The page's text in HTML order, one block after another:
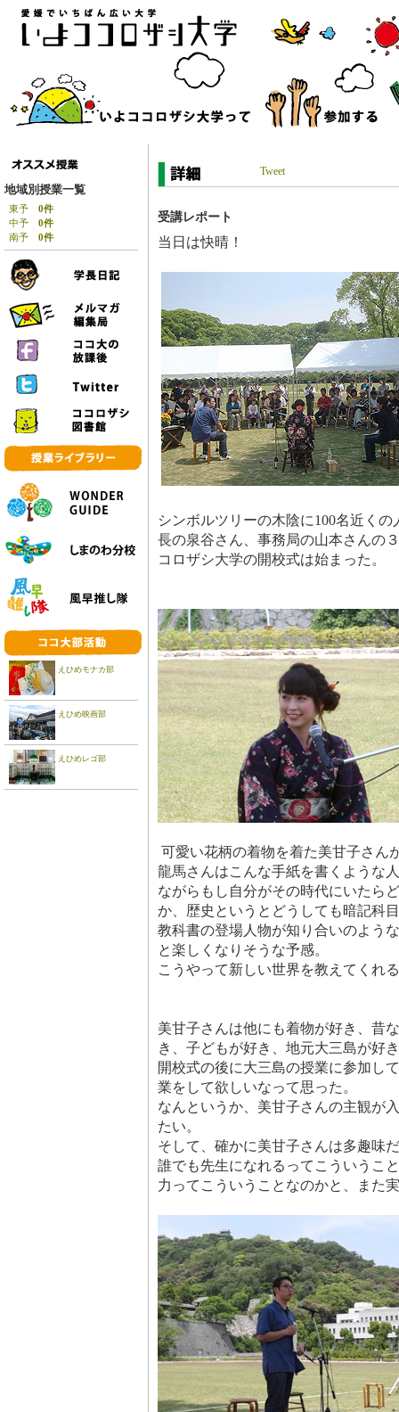
地域別授業一覧
東予 0件
中予 0件
南予 0件
えひめモナカ部
えひめ映画部
えひめレゴ部
Tweet
受講レポート
当日は快晴！
シンボルツリーの木陰に100名近く
長の泉谷さん、事務局の山本さんの
コロザシ大学の開校式は始まった。
可愛い花柄の着物を着た美甘子さん
龍馬さんはこんな手紙を書くような
ながらもし自分がその時代にいたら
か、歴史というとどうしても暗記科
教科書の登場人物が知り合いのよう
と楽しくなりそうな予感。
こうやって新しい世界を教えてくれ
美甘子さんは他にも着物が好き、昔
き、子どもが好き、地元大三島が好
開校式の後に大三島の授業に参加し
業をして欲しいなって思った。
なんというか、美甘子さんの主観が
たい。
そして、確かに美甘子さんは多趣味
誰でも先生になれるってこういうこ
力ってこういうことなのかと、また